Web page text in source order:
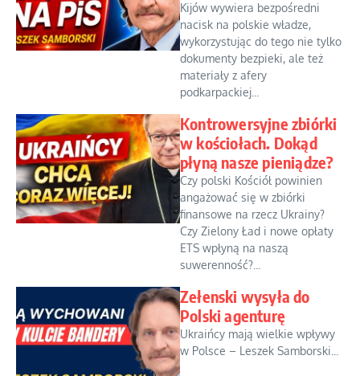
Kijów wywiera bezpośredni
nacisk na polskie władze,
wykorzystując do tego nie tylko
dokumenty bezpieki, ale też
materiały z afery
podkarpackiej...
Kontrowersyjne zbiórki
w kościołach. Dokąd
płyną nasze pieniądze?
Czy polski Kościół powinien
angażować się w zbiórki
finansowe na rzecz Ukrainy?
Czy Zielony Ład i nowe opłaty
ETS wpłyną na naszą
suwerenność?...
Zełenski wysyła do
Polski agenturę
Ukraińcy mają wielkie wpływy
w Polsce – Leszek Samborski...